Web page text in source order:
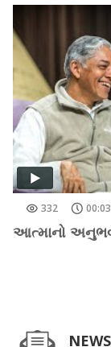
332
આત્માનો